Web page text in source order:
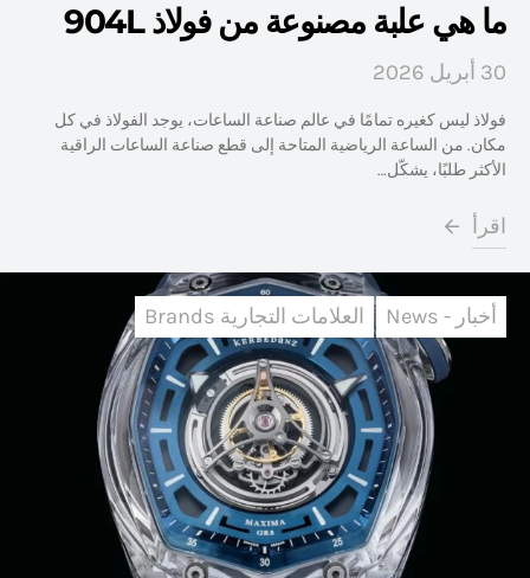
ما هي علبة مصنوعة من فولاذ 904L
30 أبريل 2026
فولاذ ليس كغيره تمامًا في عالم صناعة الساعات، يوجد الفولاذ في كل
مكان. من الساعة الرياضية المتاحة إلى قطع صناعة الساعات الراقية
الأكثر طلبًا، يشكّل…
اقرأ
أخبار - News العلامات التجارية Brands